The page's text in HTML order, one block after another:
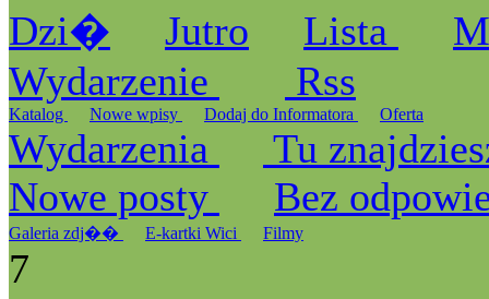
Dzi�
Jutro Lista
Wydarzenie
Rss
Katalog Nowe wpisy Dodaj do Informatora Oferta
Wydarzenia
Tu
Nowe posty
Bez
Galeria zdj�� E-kartki Wici Filmy
7